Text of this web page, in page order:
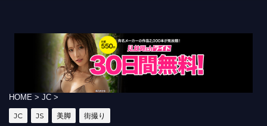
HOME > JC >
JC JS 美脚 街撮り